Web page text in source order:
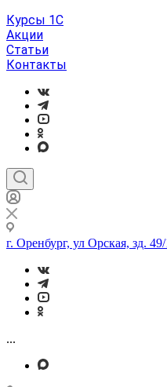
Курсы 1С
Акции
Статьи
Контакты
г. Оренбург, ул Орская, зд. 49/
...